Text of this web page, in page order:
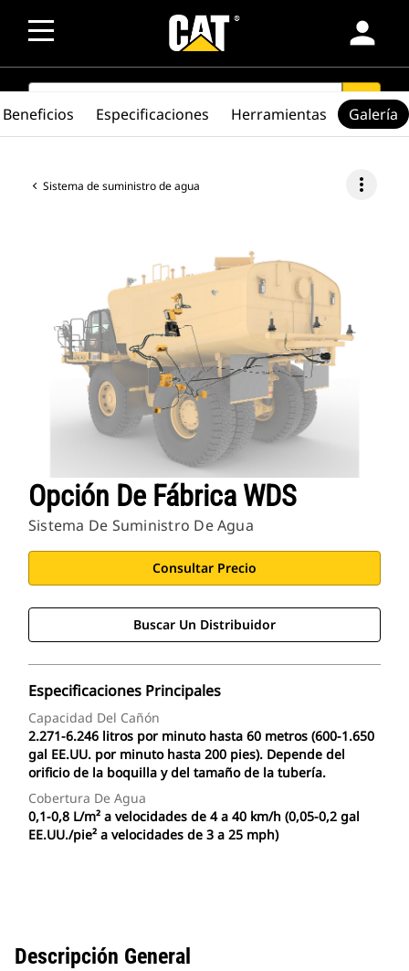
person
SEARCH search
Sistema de suministro de agua more_vert
Opción De Fábrica WDS
Sistema De Suministro De Agua
Consultar Precio
Buscar Un Distribuidor
Especificaciones Principales
Capacidad Del Cañón
2.271-6.246 litros por minuto hasta 60 metros (600-1.650
gal EE.UU. por minuto hasta 200 pies). Depende del
orificio de la boquilla y del tamaño de la tubería.
Cobertura De Agua
0,1-0,8 L/m² a velocidades de 4 a 40 km/h (0,05-0,2 gal
EE.UU./pie² a velocidades de 3 a 25 mph)
Beneficios Especificaciones Herramientas Galería
Descripción General